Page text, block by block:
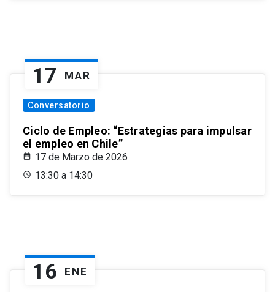
17 MAR
Conversatorio
Ciclo de Empleo: “Estrategias para impulsar
el empleo en Chile”
17 de Marzo de 2026
13:30 a 14:30
16 ENE